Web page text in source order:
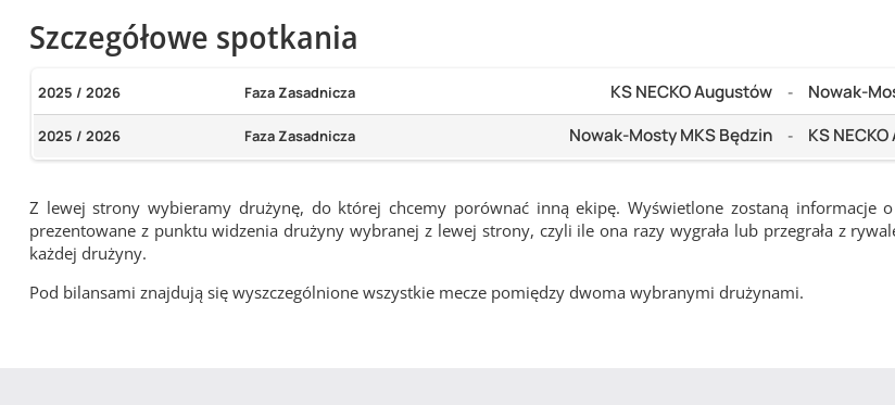
Szczegółowe spotkania
2025 / 2026 Faza Zasadnicza KS NECKO Augustów - Nowak-
2025 / 2026 Faza Zasadnicza Nowak-Mosty MKS Będzin - KS
Z lewej strony wybieramy drużynę, do której chcemy porównać inną ekipę. Wyświetlone zostaną informacje
prezentowane z punktu widzenia drużyny wybranej z lewej strony, czyli ile ona razy wygrała lub przegrała z
każdej drużyny.
Pod bilansami znajdują się wyszczególnione wszystkie mecze pomiędzy dwoma wybranymi drużynami.